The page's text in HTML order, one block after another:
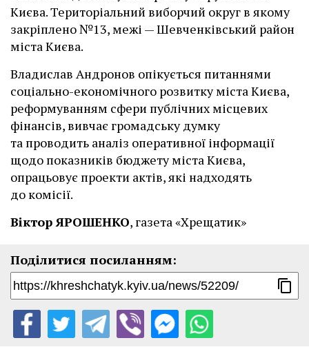
Києва. Територіальний виборчий округ в якому
закріплено №13, межі — Шевченківський район
міста Києва.
Владислав Андронов опікується питаннями
соціально-економічного розвитку міста Києва,
реформуванням сфери публічних місцевих
фінансів, вивчає громадську думку
та проводить аналіз оперативної інформації
щодо показників бюджету міста Києва,
опрацьовує проекти актів, які надходять
до комісії.
Віктор ЯРОШЕНКО, газета «Хрещатик»